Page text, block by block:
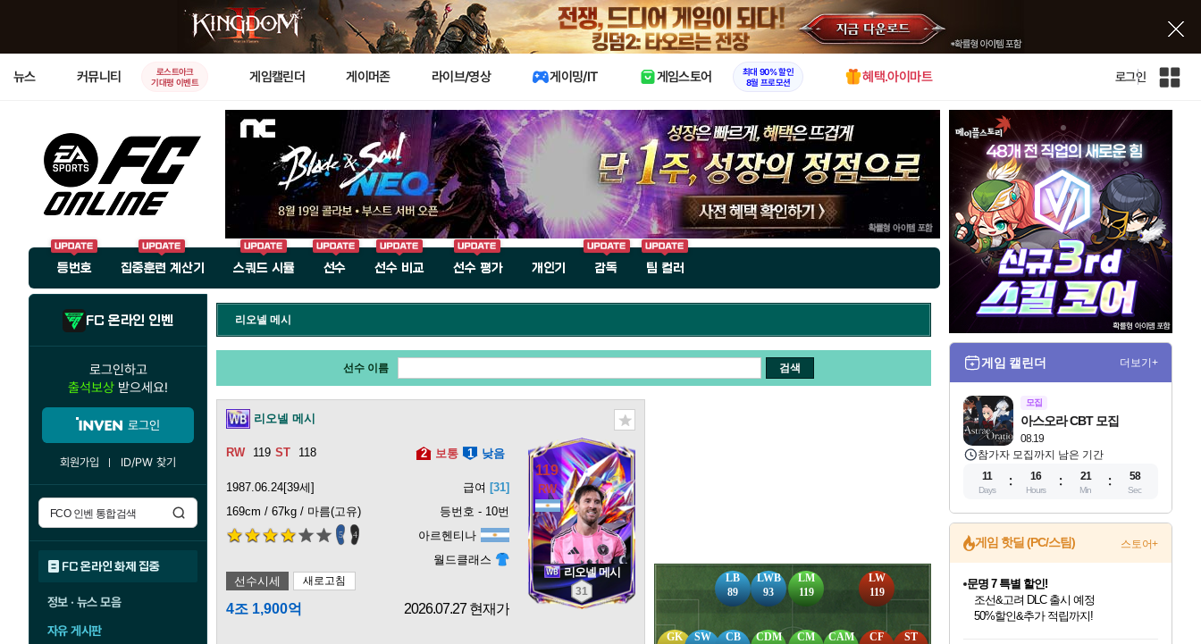
X
뉴스 커뮤니티
로스트아크
기대평 이벤트
게임캘린더 게이머존 라이브/영상 게이밍/IT 게임스토어
최대 90% 할인
8월 프로모션
혜택.아이마트 로그인
인
등번호 집중훈련 계산기 스쿼드 시뮬 선수 선수 비교 선수 평가 개인기 감독 팀 컬러
FC 온라인 인벤
로그인하고
출석보상 받으세요!
로그인
회원가입 ID/PW 찾기
FC 온라인 화제 집중
정보 · 뉴스 모음
자유 게시판
리오넬 메시
선수 이름 검색
리오넬 메시
119 118 2 보통 1 낮음
1987.06.24[39세] 급여 [31]
169cm / 67kg / 마름(고유)
등번호 - 10번
5 4
아르헨티나
월드클래스
선수시세
새로고침
4조 1,900억 2026.07.27 현재가
119
리오넬 메시
31
GK
SW
CB
LB
89
LWB
93
CDM
CM
LM
119
CAM
LW
119
CF
ST
게임 캘린더 더보기+
모집
08.19
아스오라 CBT 모집
참가자 모집까지 남은 기간
11
Days
16
Hours
21
Min
57
Sec
게임 핫딜 (PC/스팀) 스토어+
문명 7 특별 할인!
조선&고려 DLC 출시 예정
50%할인&추가 적립까지!